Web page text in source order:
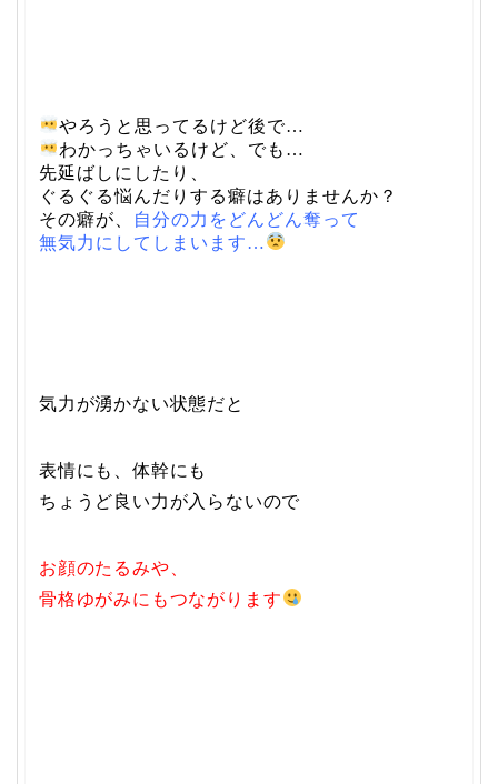
やろうと思ってるけど後で…
わかっちゃいるけど、でも…
先延ばしにしたり、
ぐるぐる悩んだりする癖はありませんか？
その癖が、
自分の力をどんどん奪って
無気力にしてしまいます…
気力が湧かない状態だと
表情にも、体幹にも
ちょうど良い力が入らないので
お顔のたるみや、
骨格ゆがみにもつながります